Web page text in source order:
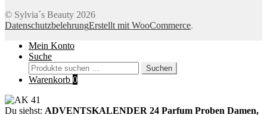
© Sylvia´s Beauty 2026
DatenschutzbelehrungErstellt mit WooCommerce.
Mein Konto
Suche
Suchen
nach:
Suchen
Warenkorb 0
Du siehst: ADVENTSKALENDER 24 Parfum Proben Damen,